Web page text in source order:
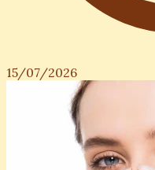
15/07/2026